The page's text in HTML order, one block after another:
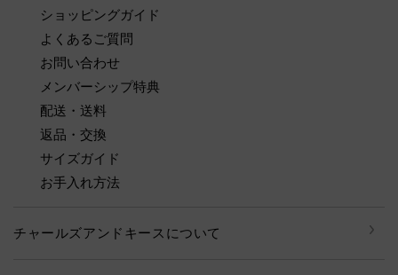
ショッピングガイド
よくあるご質問
お問い合わせ
メンバーシップ特典
配送・送料
返品・交換
サイズガイド
お手入れ方法
チャールズアンドキースについて